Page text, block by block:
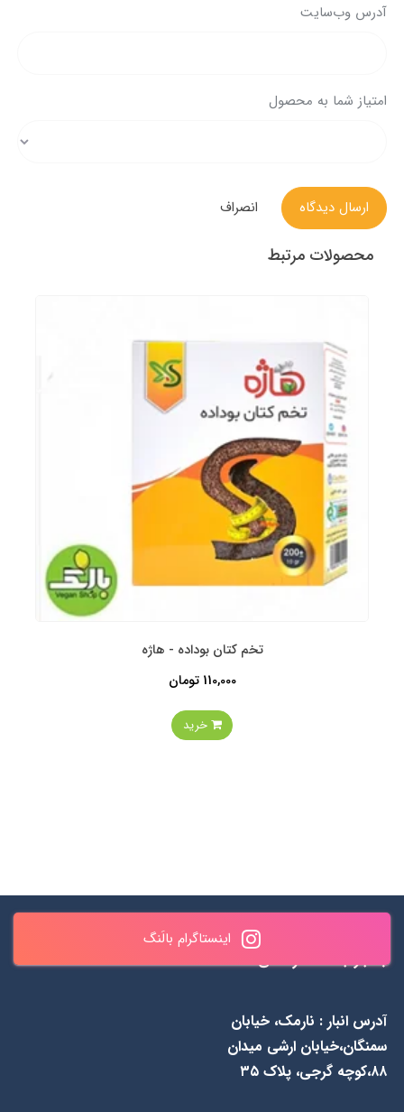
آدرس وب‌سایت
امتیاز شما به محصول
ارسال دیدگاه انصراف
محصولات مرتبط
تخم کتان بوداده - هاژه
110,000 تومان
خرید
اینستاگرام بالَنگساعات پاسخگویی : همه روزه
به جز جمعه‌ها از 1۱ الی ۲۰
۵۵ ۴۸ ۰۹۱۲
آدرس انبار : نارمک، خیابان
سمنگان،خیابان ارشی میدان
۸۸،کوچه گرجی، پلاک ۳۵